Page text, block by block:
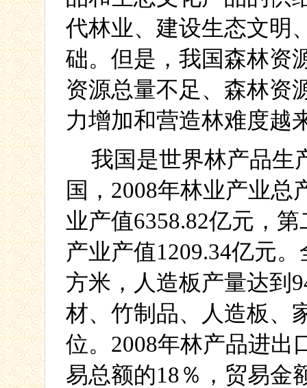
代林业、建设生态文明
础。 但是， 我国森林资
资源总量不足、 森林资
力增加和营造林难度越
我国是世界林产品生
国， 2008年林业产业总
业产值6358.82亿元，第
产业产值1209.34亿元。
方米，人造板产量达到
材、竹制品、人造板、
位。 2008年林产品进出
易总额的18％，贸易金